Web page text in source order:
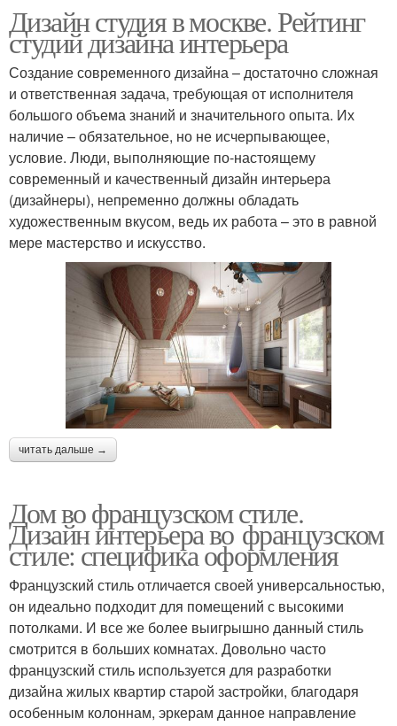
Дизайн студия в москве. Рейтинг
студий дизайна интерьера
Создание современного дизайна – достаточно сложная
и ответственная задача, требующая от исполнителя
большого объема знаний и значительного опыта. Их
наличие – обязательное, но не исчерпывающее,
условие. Люди, выполняющие по-настоящему
современный и качественный дизайн интерьера
(дизайнеры), непременно должны обладать
художественным вкусом, ведь их работа – это в равной
мере мастерство и искусство.
читать дальше →
Дом во французском стиле.
Дизайн интерьера во французском
стиле: специфика оформления
Французский стиль отличается своей универсальностью,
он идеально подходит для помещений с высокими
потолками. И все же более выигрышно данный стиль
смотрится в больших комнатах. Довольно часто
французский стиль используется для разработки
дизайна жилых квартир старой застройки, благодаря
особенным колоннам, эркерам данное направление